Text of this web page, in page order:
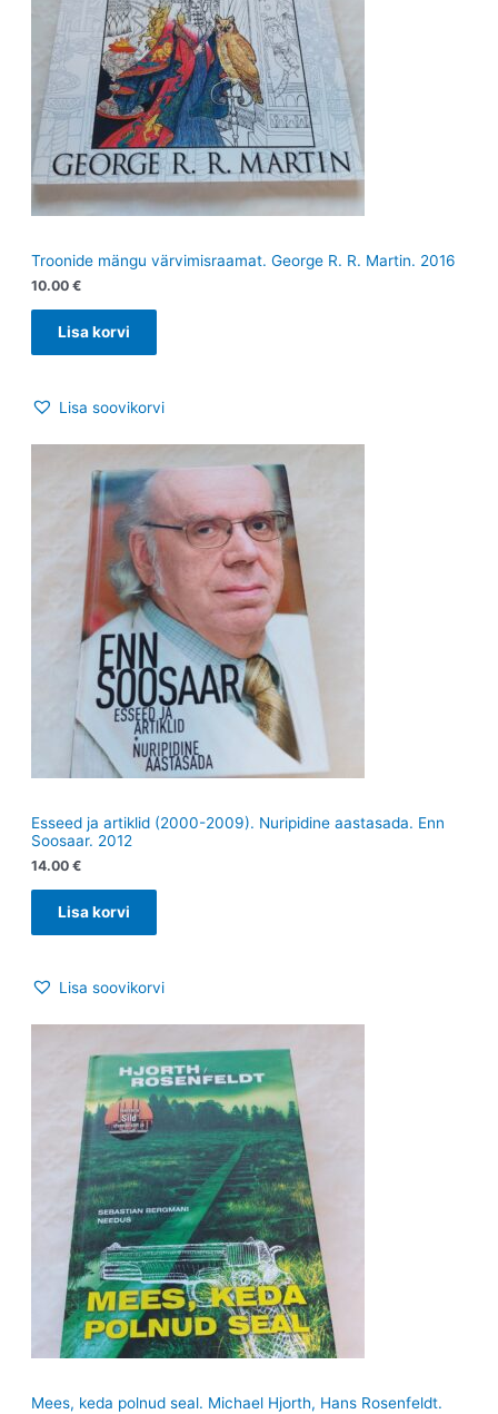
Troonide mängu värvimisraamat. George R. R. Martin. 2016
10.00 €
Lisa korvi
Lisa soovikorvi
Esseed ja artiklid (2000-2009). Nuripidine aastasada. Enn
Soosaar. 2012
14.00 €
Lisa korvi
Lisa soovikorvi
Mees, keda polnud seal. Michael Hjorth, Hans Rosenfeldt.